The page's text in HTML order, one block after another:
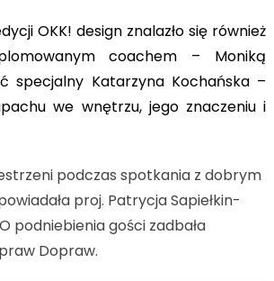
OKK! design znalazło się również
coachem – Moniką
specjalny Katarzyna Kochańska –
we wnętrzu, jego znaczeniu i
podczas spotkania z dobrym
proj. Patrycja Sapiełkin-
podniebienia gości zadbała
Dopraw.